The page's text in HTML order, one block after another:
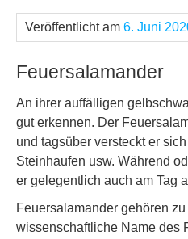
Veröffentlicht am 6. Juni
Feuersalamander
An ihrer auffälligen
gut erkennen. Der
und tagsüber versteckt er
Steinhaufen usw. Während
er gelegentlich auch am Tag
Feuersalamander gehören
wissenschaftliche Name des